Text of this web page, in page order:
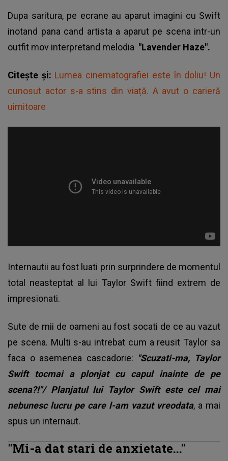
Dupa saritura, pe ecrane au aparut imagini cu Swift
inotand pana cand artista a aparut pe scena intr-un
outfit mov interpretand melodia "Lavender Haze".
Citește și: Lumea cinematografiei este în doliu! Un
cunosut actor s-a stins din viață. A avut o carieră
uimitoare
Internautii au fost luati prin surprindere de momentul
total neasteptat al lui Taylor Swift fiind extrem de
impresionati.
Sute de mii de oameni au fost socati de ce au vazut
pe scena. Multi s-au intrebat cum a reusit Taylor sa
faca o asemenea cascadorie: "Scuzati-ma, Taylor
Swift tocmai a plonjat cu capul inainte de pe
scena?!"/ Planjatul lui Taylor Swift este cel mai
nebunesc lucru pe care l-am vazut vreodata, a mai
spus un internaut.
"Mi-a dat stari de anxietate..."